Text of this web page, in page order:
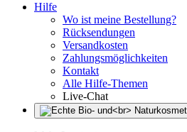
Hilfe
Wo ist meine Bestellung?
Rücksendungen
Versandkosten
Zahlungsmöglichkeiten
Kontakt
Alle Hilfe-Themen
Live-Chat